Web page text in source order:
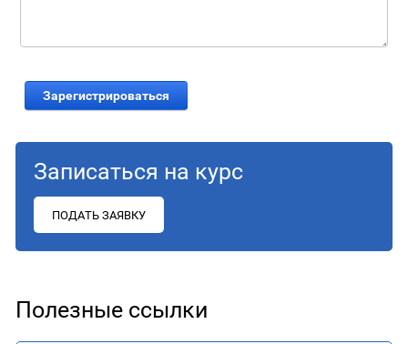
Записаться на курс
ПОДАТЬ ЗАЯВКУ
Полезные ссылки